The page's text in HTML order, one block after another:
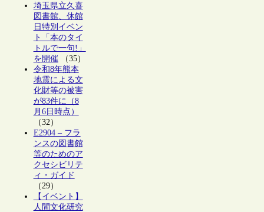
埼玉県立久喜
図書館、休館
日特別イベン
ト「本のタイ
トルで一句!」
を開催（35）
令和8年熊本
地震による文
化財等の被害
が83件に（8
月6日時点）
（32）
E2904 – フラ
ンスの図書館
等のためのア
クセシビリテ
ィ・ガイド
（29）
【イベント】
人間文化研究